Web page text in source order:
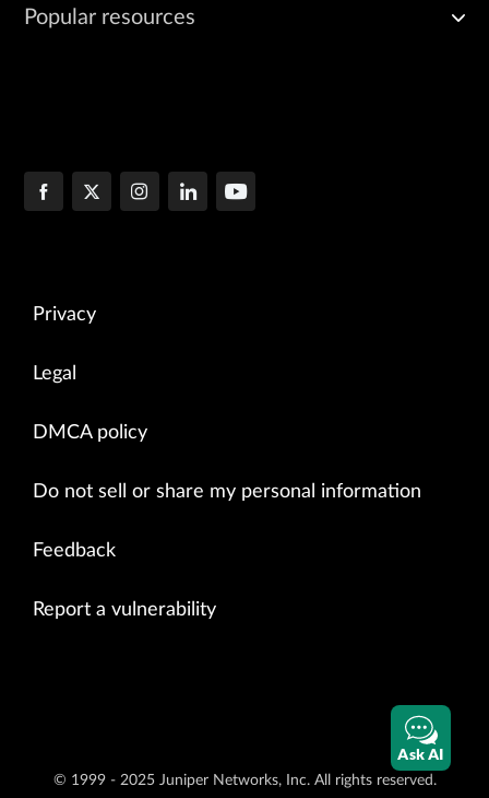
Popular resources
Privacy
Legal
DMCA policy
Do not sell or share my personal information
Feedback
Report a vulnerability
© 1999 - 2025 Juniper Networks, Inc. All rights reserved.
Ask AI